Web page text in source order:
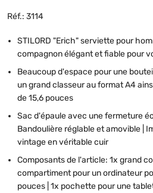
Réf.: 3114
STILORD "Erich" serviette pour
compagnon élégant et fiable pour
Beaucoup d'espace pour une
un grand classeur au format A4
de 15,6 pouces
Sac d'épaule avec une fermeture
Bandoulière réglable et amovible |
vintage en véritable cuir
Composants de l'article: 1x grand
compartiment pour un ordinateur
pouces | 1x pochette pour une